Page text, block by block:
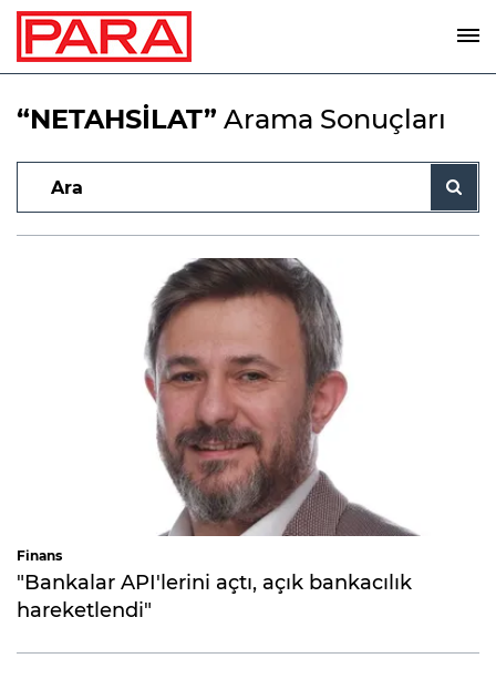
“NETAHSİLAT” Arama Sonuçları
Finans
"Bankalar API'lerini açtı, açık bankacılık
hareketlendi"